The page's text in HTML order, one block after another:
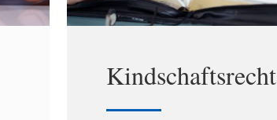
Kindschaftsrecht